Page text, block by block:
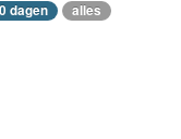
dagen alles